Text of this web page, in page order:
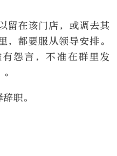
留在该门店，或调去其
，都要服从领导安排。
怨言，不准在群里发
职。